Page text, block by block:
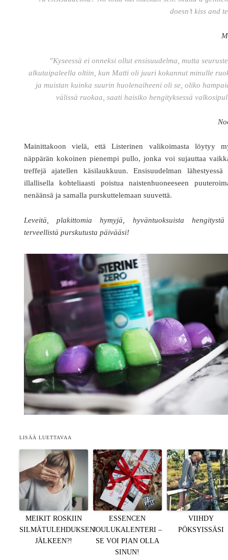
doesn’t kiss and
”Kyseessä ei onneksi ollut ensisuudelma, mutta
alkutaipaleella oltiin, kun Matti oli juuri kokannut minulle
ja muistan kuinka suurin huolenaiheeni oli se, oliko
välissä ruokaa, saati haisiko hengityksessä
Mainittakoon vielä, että Listerinen valikoimasta löytyy
näppärän kokoinen pienempi pullo, jonka voi sujauttaa
treffejä ajatellen käsilaukkuun. Ensisuudelman lähestyessä
illallisella kohteliaasti poistua naistenhuoneeseen
nenäänsä ja samalla purskuttelemaan suuvettä.
Leveitä, plakittomia hymyjä, hyväntuoksuista
terveellistä purskutusta päivääsi!
LISÄÄ LUETTAVAA
MEIKIT ROSKIIN
SILMÄTULEHDUKSEN
JÄLKEEN?!
ESSENCEN
JOULUKALENTERI –
SE VOI PIAN OLLA
SINUN!
VIIHDY
PÖKSYISSÄSI